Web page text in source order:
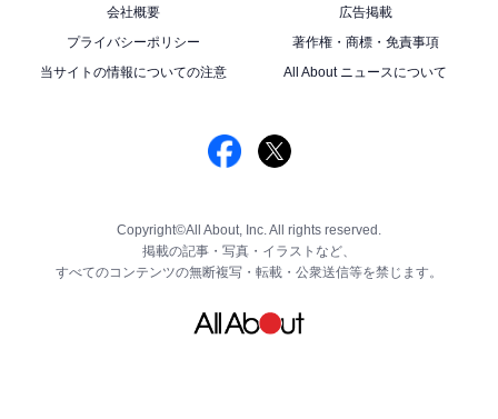
会社概要
広告掲載
プライバシーポリシー
著作権・商標・免責事項
当サイトの情報についての注意
All About ニュースについて
Copyright©All About, Inc. All rights reserved.
掲載の記事・写真・イラストなど、
すべてのコンテンツの無断複写・転載・公衆送信等を禁じます。